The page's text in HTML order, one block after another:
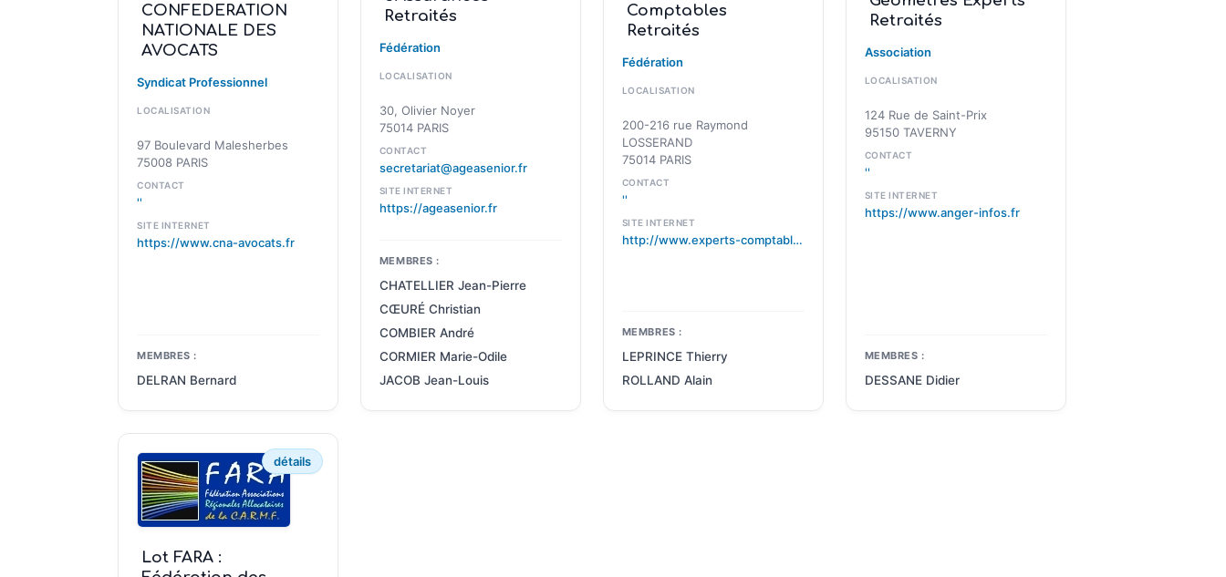
CONFEDERATION
NATIONALE DES
AVOCATS
Syndicat Professionnel
LOCALISATION
97 Boulevard Malesherbes
75008 PARIS
CONTACT
''
SITE INTERNET
https://www.cna-avocats.fr
MEMBRES :
DELRAN Bernard
Retraités
Fédération
LOCALISATION
30, Olivier Noyer
75014 PARIS
CONTACT
secretariat@ageasenior.fr
SITE INTERNET
https://ageasenior.fr
MEMBRES :
CHATELLIER Jean-Pierre
CŒURÉ Christian
COMBIER André
CORMIER Marie-Odile
JACOB Jean-Louis
Comptables
Retraités
Fédération
LOCALISATION
200-216 rue Raymond
LOSSERAND
75014 PARIS
CONTACT
''
SITE INTERNET
http://www.experts-comptables-retraites.fr
MEMBRES :
LEPRINCE Thierry
ROLLAND Alain
Retraités
Association
LOCALISATION
124 Rue de Saint-Prix
95150 TAVERNY
CONTACT
''
SITE INTERNET
https://www.anger-infos.fr
MEMBRES :
DESSANE Didier
détails
Lot FARA :